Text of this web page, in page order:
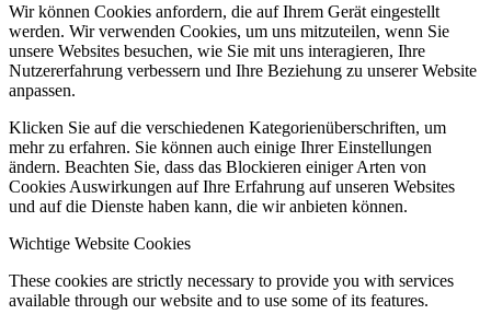
Wir können Cookies anfordern, die auf Ihrem Gerät eingestellt
werden. Wir verwenden Cookies, um uns mitzuteilen, wenn Sie
unsere Websites besuchen, wie Sie mit uns interagieren, Ihre
Nutzererfahrung verbessern und Ihre Beziehung zu unserer Website
anpassen.
Klicken Sie auf die verschiedenen Kategorienüberschriften, um
mehr zu erfahren. Sie können auch einige Ihrer Einstellungen
ändern. Beachten Sie, dass das Blockieren einiger Arten von
Cookies Auswirkungen auf Ihre Erfahrung auf unseren Websites
und auf die Dienste haben kann, die wir anbieten können.
Wichtige Website Cookies
These cookies are strictly necessary to provide you with services
available through our website and to use some of its features.